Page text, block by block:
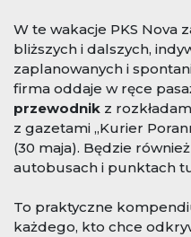
W te wakacje PKS Nova
bliższych i dalszych,
zaplanowanych i
firma oddaje w ręce
przewodnik z
z gazetami „Kurier
(30 maja). Będzie
autobusach i punktach
To praktyczne
każdego, kto chce